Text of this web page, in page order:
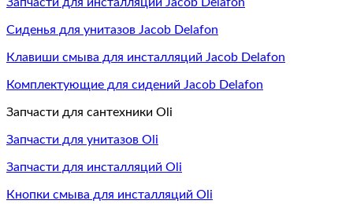
Сиденья для унитазов Jacob Delafon
Клавиши смыва для инсталляций Jacob Delafon
Комплектующие для сидений Jacob Delafon
Запчасти для сантехники Oli
Запчасти для унитазов Oli
Запчасти для инсталляций Oli
Кнопки смыва для инсталляций Oli